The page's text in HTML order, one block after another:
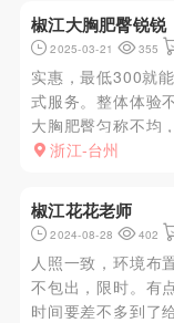
澡，就洗了洗重点
先吃乳头，双手开
椒江大胸肥臀锐锐
2025-03-21 355
实惠，最低300就
式服务。整体体验
大胸肥臀匀称不均
催，口活非常好。
浙江-台州
椒江花花老师
2024-08-28 402
人照一致，环境布
不包出，限时。有
时间要差不多到了